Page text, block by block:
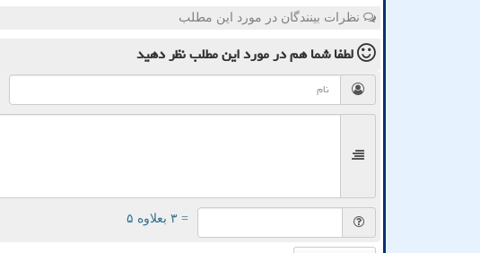
نظرات بینندگان در مورد این مطلب
لطفا شما همدر مورد این مطلبنظر دهید
= ۳ بعلاوه ۵